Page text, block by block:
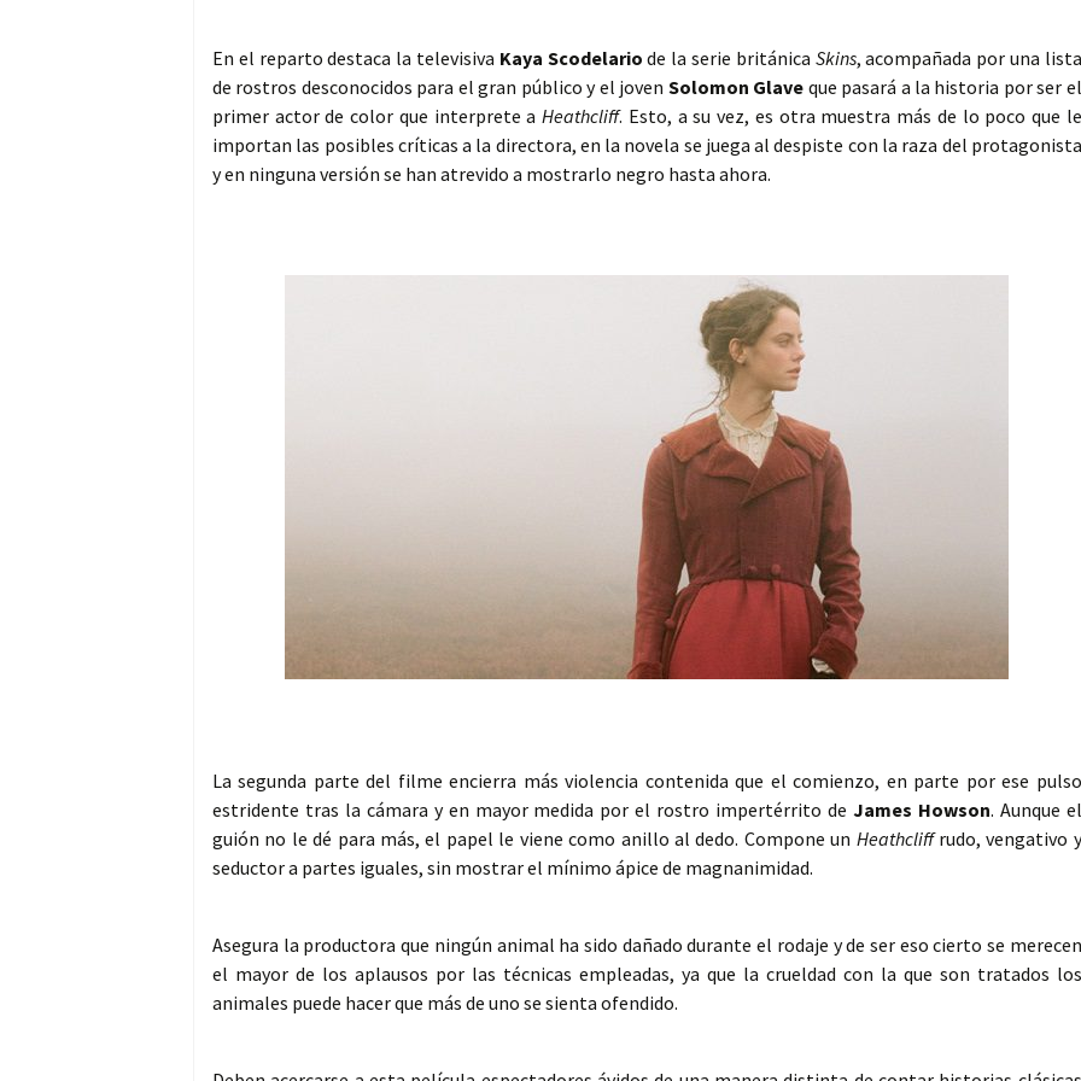
En el reparto destaca la televisiva Kaya Scodelario de la serie británica Skins, acompañada por una lista
de rostros desconocidos para el gran público y el joven Solomon Glave que pasará a la historia por ser el
primer actor de color que interprete aHeathcliff. Esto, a su vez, es otra muestra más de lo poco que le
importan las posibles críticas a la directora, en la novela se juega al despiste con la raza del protagonista
y en ninguna versión se han atrevido a mostrarlo negro hasta ahora.
La segunda parte del filme encierra más violencia contenida que el comienzo, en parte por ese pulso
estridente tras la cámara y en mayor medida por el rostro impertérrito deJames Howson. Aunque el
guión no le dé para más, el papel le viene como anillo al dedo. Compone un Heathcliffrudo, vengativo y
seductor a partes iguales, sin mostrar el mínimo ápice de magnanimidad.
Asegura la productora que ningún animal ha sido dañado durante el rodaje y de ser eso cierto se merecen
el mayor de los aplausos por las técnicas empleadas, ya que la crueldad con la que son tratados los
animales puede hacer que más de uno se sienta ofendido.